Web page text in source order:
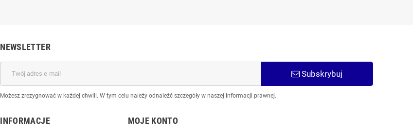
NEWSLETTER
Subskrybuj
Możesz zrezygnować w każdej chwili. W tym celu należy odnaleźć szczegóły w naszej informacji prawnej.
INFORMACJE MOJE KONTO